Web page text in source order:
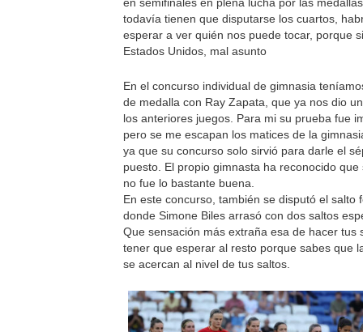
en semifinales en plena lucha por las
todavía tienen que disputarse los cuartos,
esperar a ver quién nos puede tocar, porque
Estados Unidos, mal asunto
En el concurso individual de gimnasia
de medalla con Ray Zapata, que ya nos dio
los anteriores juegos. Para mi su prueba fue
pero se me escapan los matices de la
ya que su concurso solo sirvió para darle el
puesto. El propio gimnasta ha reconocido que
no fue lo bastante buena.
En este concurso, también se disputó el salto
donde Simone Biles arrasó con dos saltos
Que sensación más extraña esa de hacer tus
tener que esperar al resto porque sabes que
se acercan al nivel de tus saltos.